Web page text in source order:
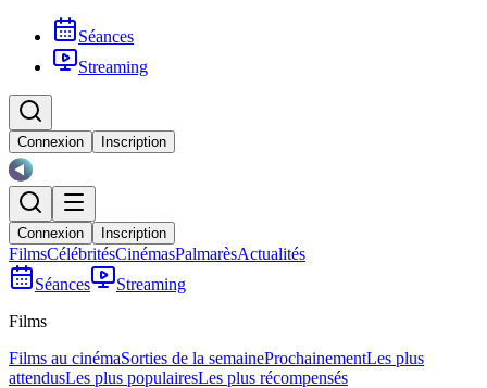
Séances
Streaming
Connexion Inscription
Connexion Inscription
FilmsCélébritésCinémasPalmarèsActualités
Séances
Streaming
Films
Films au cinémaSorties de la semaineProchainementLes plus
attendusLes plus populairesLes plus récompensés